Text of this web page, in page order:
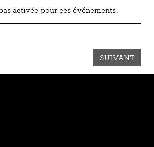
activée pour ces événements.
SUIVANT